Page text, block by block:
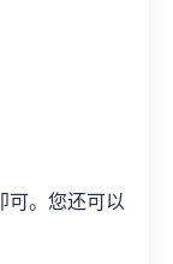
可。您还可以